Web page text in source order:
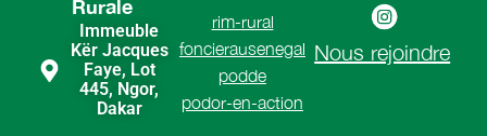
Rurale
Immeuble
Kër Jacques
Faye, Lot
445, Ngor,
Dakar
rim-rural
foncierausenegal
podde
podor-en-action
Nous rejoindre